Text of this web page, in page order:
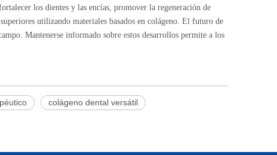
los dientes y las encías, promover la regeneración de
utilizando materiales basados ​​en colágeno. El futuro de
Mantenerse informado sobre estos desarrollos permite a los
colágeno dental versátil